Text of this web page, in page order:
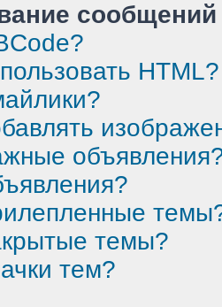
HTML?
темы?
тем?